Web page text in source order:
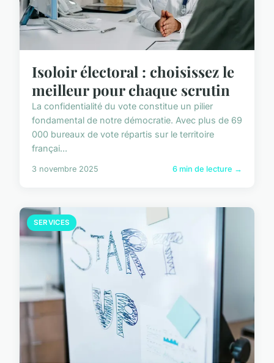
Isoloir électoral : choisissez le
meilleur pour chaque scrutin
La confidentialité du vote constitue un pilier
fondamental de notre démocratie. Avec plus de 69
000 bureaux de vote répartis sur le territoire
françai...
3 novembre 2025 6 min de lecture →
SERVICES